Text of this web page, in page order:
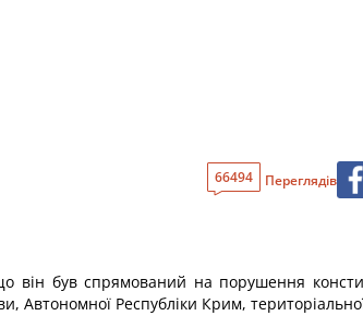
66494 Переглядів
був спрямований на порушення
Республіки Крим,